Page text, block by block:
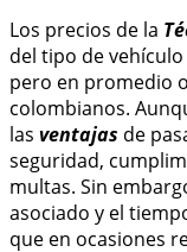
Los precios de la
del tipo de
pero en promedio
colombianos.
las ventajas de
seguridad,
multas. Sin
asociado y el
que en ocasiones